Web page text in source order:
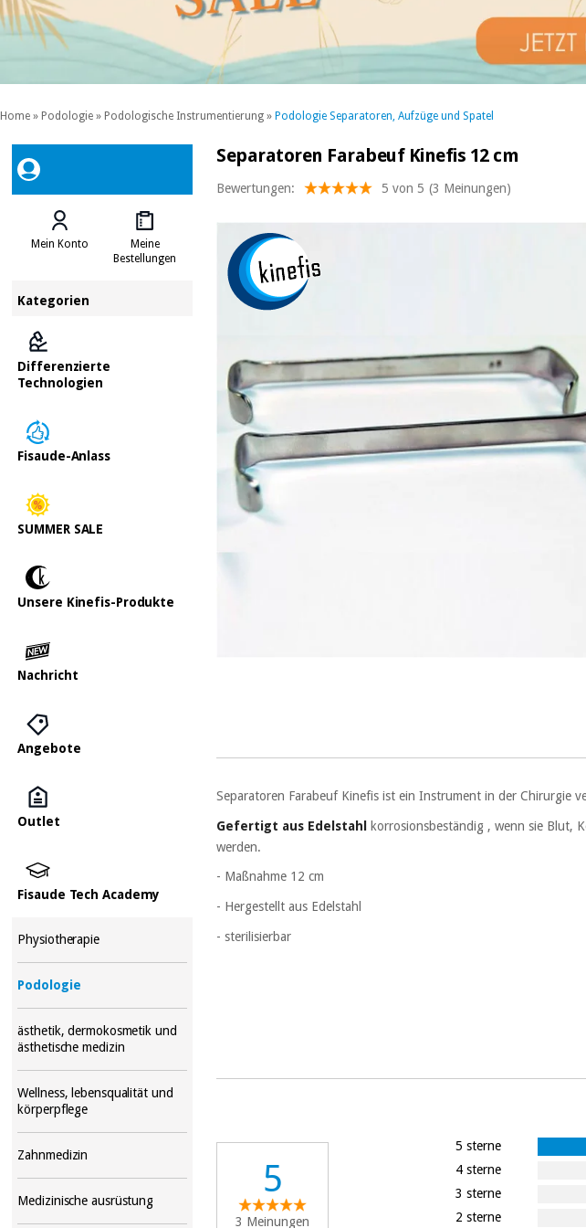
Home » Podologie » Podologische Instrumentierung » Podologie Separatoren, Aufzüge und Spatel
Mein Konto
Meine
Bestellungen
Kategorien
Differenzierte
Technologien
Fisaude-Anlass
SUMMER SALE
Unsere Kinefis-Produkte
Nachricht
Angebote
Outlet
Fisaude Tech Academy
Physiotherapie
Podologie
ästhetik, dermokosmetik und
ästhetische medizin
Wellness, lebensqualität und
körperpflege
Zahnmedizin
Medizinische ausrüstung
Separatoren Farabeuf Kinefis 12 cm
Bewertungen: 5 von 5 (3 Meinungen)
Separatoren Farabeuf Kinefis ist ein Instrument in der Chirurgie
Gefertigt aus Edelstahl korrosionsbeständig ,wenn sie Blut,
werden.
- Maßnahme 12 cm
- Hergestellt aus Edelstahl
- sterilisierbar
5
3 Meinungen
5 sterne
4 sterne
3 sterne
2 sterne